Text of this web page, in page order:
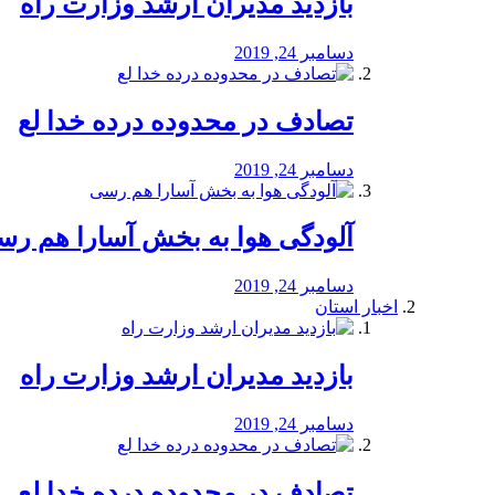
دسامبر 24, 2019
تصادف در محدوده درده خدا لع
دسامبر 24, 2019
آلودگی هوا به بخش آسارا هم
دسامبر 24, 2019
اخبار استان
بازدید مدیران ارشد وزارت راه
دسامبر 24, 2019